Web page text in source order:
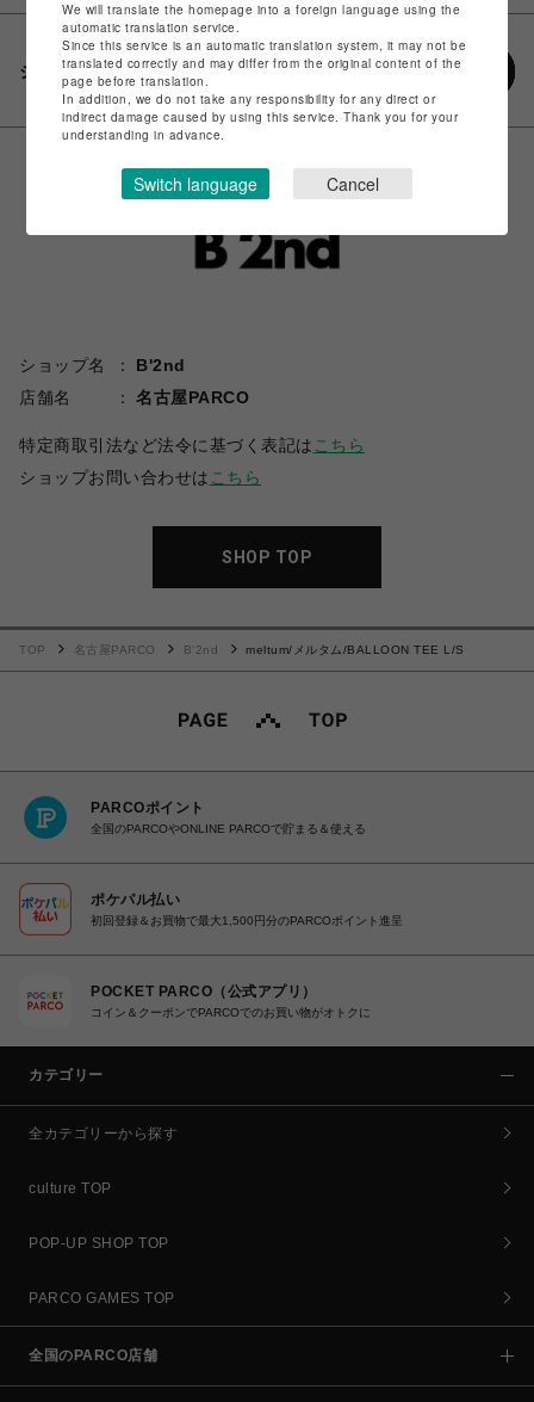
シェアする
ショップ名
B'2nd
店舗名
名古屋PARCO
特定商取引法など法令に基づく表記は こちら
ショップお問い合わせは こちら
SHOP TOP
TOP 名古屋PARCO B'2nd meltum/メルタム/BALLOON TEE L/S
PARCOポイント
全国のPARCOやONLINE PARCOで貯まる＆使える
ポケパル払い
初回登録＆お買物で最大1,500円分のPARCOポイント進呈
POCKET PARCO（公式アプリ）
コイン＆クーポンでPARCOでのお買い物がオトクに
カテゴリー
全カテゴリーから探す
culture TOP
POP-UP SHOP TOP
PARCO GAMES TOP
全国のPARCO店舗
We will translate the homepage into a foreign language using the
automatic translation service.
Since this service is an automatic translation system, it may not be
translated correctly and may differ from the original content of the
page before translation.
In addition, we do not take any responsibility for any direct or
indirect damage caused by using this service. Thank you for your
understanding in advance.
Switch language Cancel